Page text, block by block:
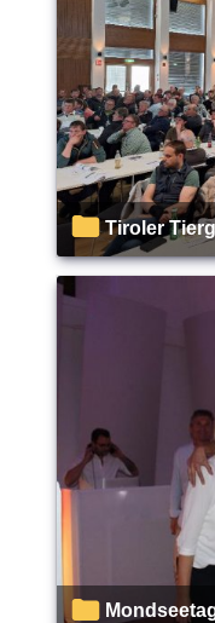
Tiroler